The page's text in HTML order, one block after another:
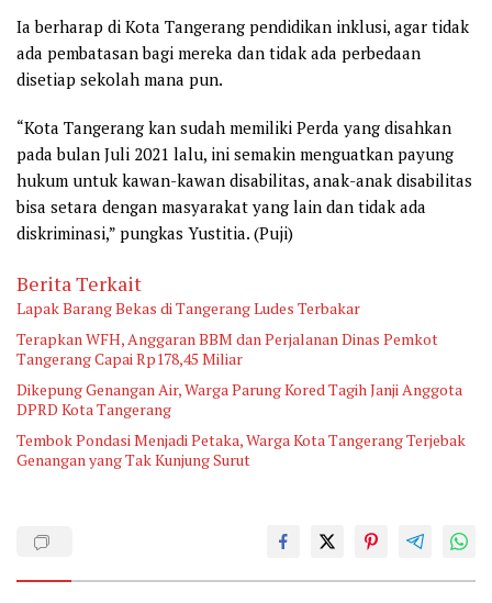
Ia berharap di Kota Tangerang pendidikan inklusi, agar tidak
ada pembatasan bagi mereka dan tidak ada perbedaan
disetiap sekolah mana pun.
“Kota Tangerang kan sudah memiliki Perda yang disahkan
pada bulan Juli 2021 lalu, ini semakin menguatkan payung
hukum untuk kawan-kawan disabilitas, anak-anak disabilitas
bisa setara dengan masyarakat yang lain dan tidak ada
diskriminasi,” pungkas Yustitia. (Puji)
Berita Terkait
Lapak Barang Bekas di Tangerang Ludes Terbakar
Terapkan WFH, Anggaran BBM dan Perjalanan Dinas Pemkot
Tangerang Capai Rp178,45 Miliar
Dikepung Genangan Air, Warga Parung Kored Tagih Janji Anggota
DPRD Kota Tangerang
Tembok Pondasi Menjadi Petaka, Warga Kota Tangerang Terjebak
Genangan yang Tak Kunjung Surut